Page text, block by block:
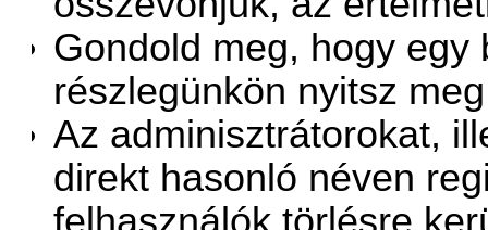
Gondold meg, hogy egy
részlegünkön nyitsz
Az adminisztrátorokat,
direkt hasonló néven
felhasználók törlésre